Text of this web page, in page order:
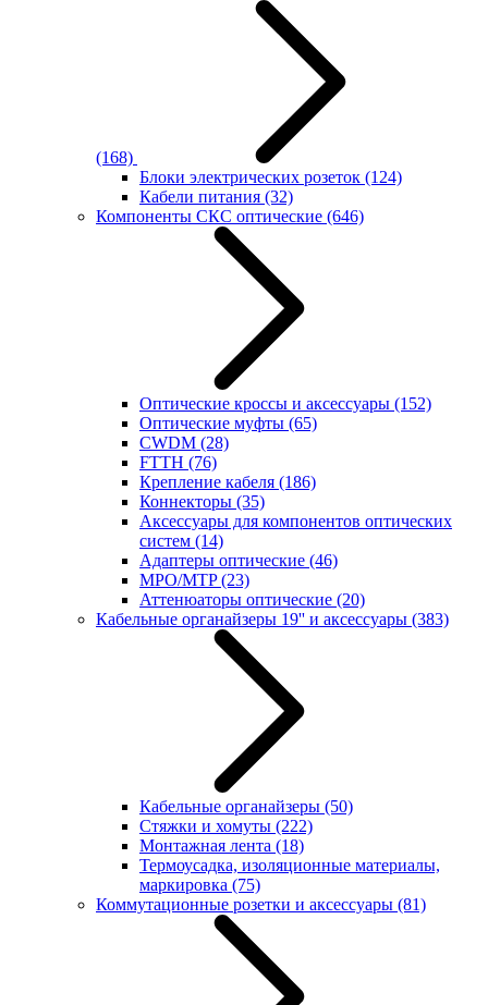
(168)
Блоки электрических розеток (124)
Кабели питания (32)
Компоненты СКС оптические (646)
Оптические кроссы и аксессуары (152)
Оптические муфты (65)
CWDM (28)
FTTH (76)
Крепление кабеля (186)
Коннекторы (35)
Аксессуары для компонентов оптических
систем (14)
Адаптеры оптические (46)
MPO/MTP(23)
Аттенюаторы оптические (20)
Кабельные органайзеры 19'' и аксессуары (383)
Кабельные органайзеры (50)
Стяжки и хомуты (222)
Монтажная лента (18)
Термоусадка, изоляционные материалы,
маркировка (75)
Коммутационные розетки и аксессуары (81)